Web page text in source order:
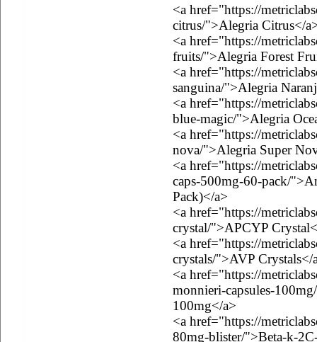
<a href="https://
citrus/">Alegria Citrus</
<a href="https://
fruits/">Alegria Forest
<a href="https://
sanguina/">Alegria
<a href="https://
blue-magic/">Alegria
<a href="https://
nova/">Alegria Super
<a href="https://
caps-500mg-60-pack/
Pack)</a>
<a href="https://
crystal/">APCYP
<a href="https://
crystals/">AVP Crystals</
<a href="https://
monnieri-capsules-
100mg</a>
<a href="https://
80mg-blister/">Beta-k-